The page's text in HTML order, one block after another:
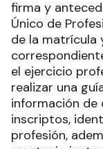
firma y
Único de
de la matrícula
el ejercicio
realizar una
información de
inscriptos,
profesión,